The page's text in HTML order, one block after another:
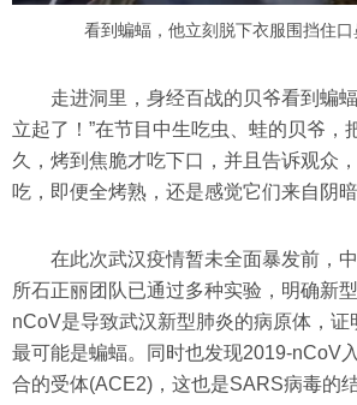
看到蝙蝠，他立刻脱下衣服围挡住口
走进洞里，身经百战的贝爷看到蝙
立起了！”在节目中生吃虫、蛙的贝爷，
久，烤到焦脆才吃下口，并且告诉观众
吃，即便全烤熟，还是感觉它们来自阴
在此次武汉疫情暂未全面暴发前，
所石正丽团队已通过多种实验，明确新
nCoV是导致武汉新型肺炎的病原体，证
最可能是蝙蝠。同时也发现2019-nCoV
合的受体(ACE2)，这也是SARS病毒的结